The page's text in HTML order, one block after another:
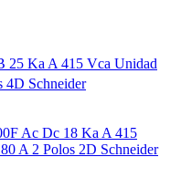
25 Ka A 415 Vca Unidad
4D Schneider